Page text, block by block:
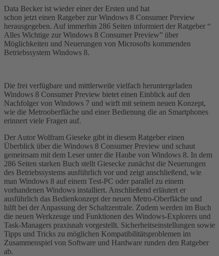
Data Becker ist wieder einer der Ersten und hat
schon jetzt einen Ratgeber zur Windows 8 Consumer Preview
herausgegeben. Auf immerhin 286 Seiten informiert der Ratgeber “
Alles Wichtige zur Windows 8 Consumer Preview” über
Möglichkeiten und Neuerungen von Microsofts kommenden
Betriebssystem Windows 8.
Die frei verfügbare und mittlerweile vielfach heruntergeladen
Windows 8 Consumer Preview bietet einen Einblick auf den
Nachfolger von Windows 7 und wirft mit seinem neuen Konzept,
wie die Metrooberfläche und einer Bedienung die an Smartphones
erinnert viele Fragen auf.
Der Autor Wolfram Gieseke gibt in diesem Ratgeber einen
Überblick über die Windows 8 Consumer Preview und schaut
gemeinsam mit dem Leser unter die Haube von Windows 8. In dem
286 Seiten starken Buch stellt Giesecke zunächst die Neuerungen
des Betriebssystems ausführlich vor und zeigt anschließend, wie
man Windows 8 auf einem Test-PC oder parallel zu einem
vorhandenen Windows installiert. Anschließend erläutert er
ausführlich das Bedienkonzept der neuen Metro-Oberfläche und
hilft bei der Anpassung der Schaltzentrale. Zudem werden im Buch
die neuen Werkzeuge und Funktionen des Windows-Explorers und
Task-Managers praxisnah vorgestellt. Sicherheitseinstellungen sowie
Tipps und Tricks zu möglichen Kompatibilitätsproblemen im
Zusammenspiel von Software und Hardware runden den Ratgeber
ab.